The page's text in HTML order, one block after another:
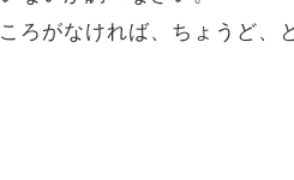
ろがなければ、ちょうど、